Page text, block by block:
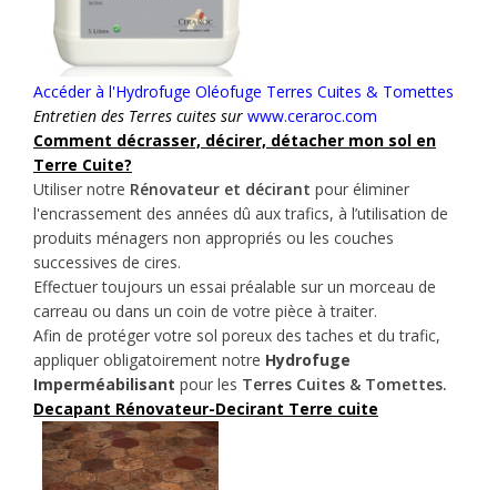
Accéder à l'Hydrofuge Oléofuge Terres Cuites & Tomettes
Entretien des Terres cuites sur www.ceraroc.com
Comment décrasser, décirer, détacher mon sol en
Terre Cuite?
Utiliser notre Rénovateur et décirant pour éliminer
l'encrassement des années dû aux trafics, à l’utilisation de
produits ménagers non appropriés ou les couches
successives de cires.
Effectuer toujours un essai préalable sur un morceau de
carreau ou dans un coin de votre pièce à traiter.
Afin de protéger votre sol poreux des taches et du trafic,
appliquer obligatoirement notre Hydrofuge
Imperméabilisant pour les Terres Cuites & Tomettes.
Decapant Rénovateur-Decirant Terre cuite